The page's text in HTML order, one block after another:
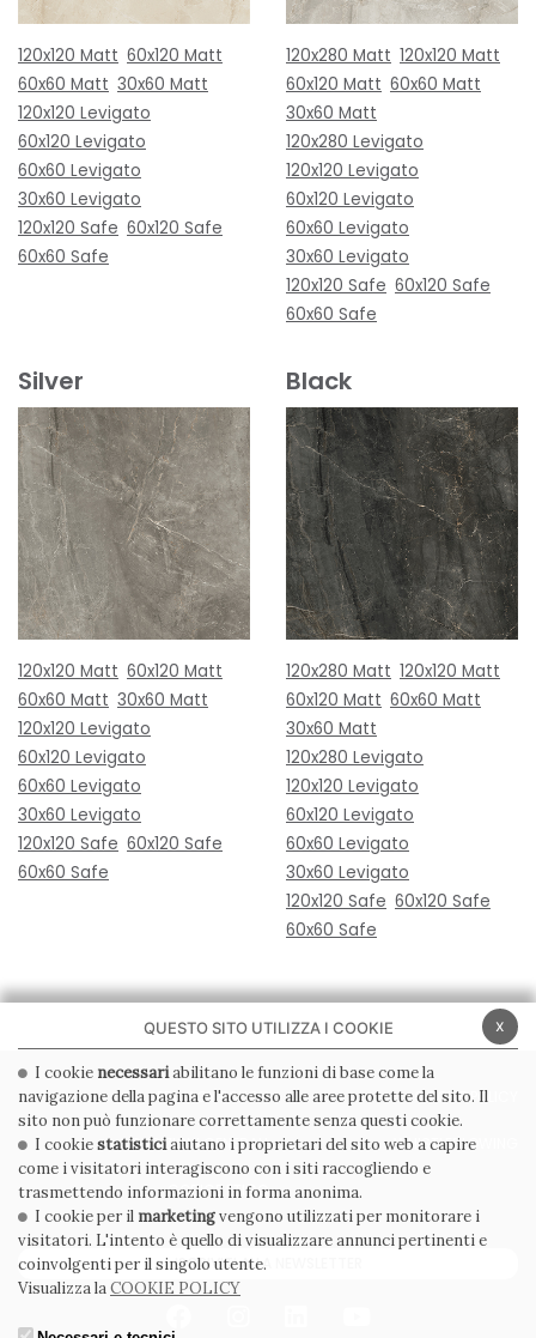
120x120 Matt 60x120 Matt
60x60 Matt 30x60 Matt
120x120 Levigato
60x120 Levigato
60x60 Levigato
30x60 Levigato
120x120 Safe 60x120 Safe
60x60 Safe
120x280 Matt 120x120 Matt
60x120 Matt 60x60 Matt
30x60 Matt
120x280 Levigato
120x120 Levigato
60x120 Levigato
60x60 Levigato
30x60 Levigato
120x120 Safe 60x120 Safe
60x60 Safe
Silver
120x120 Matt 60x120 Matt
60x60 Matt 30x60 Matt
120x120 Levigato
60x120 Levigato
60x60 Levigato
30x60 Levigato
120x120 Safe 60x120 Safe
60x60 Safe
Black
120x280 Matt 120x120 Matt
60x120 Matt 60x60 Matt
30x60 Matt
120x280 Levigato
120x120 Levigato
60x120 Levigato
60x60 Levigato
30x60 Levigato
120x120 Safe 60x120 Safe
60x60 Safe
PRIVACY POLICY COOKIE POLICY
CONDIZIONI GENERALI WHISTLEBLOWING
CODICE ETICO
ISCRIVITI ALLA NEWSLETTER
x
QUESTO SITO UTILIZZA I COOKIE
I cookie necessariabilitano le funzioni di base come la
navigazione della pagina e l'accesso alle aree protette del sito. Il
sito non può funzionare correttamente senza questi cookie.
I cookiestatisticiaiutano i proprietari del sito web a capire
come i visitatori interagiscono con i siti raccogliendo e
trasmettendo informazioni in forma anonima.
I cookie per il marketingvengono utilizzati per monitorare i
visitatori. L'intento è quello di visualizzare annunci pertinenti e
coinvolgenti per il singolo utente.
Visualizza laCOOKIE POLICY